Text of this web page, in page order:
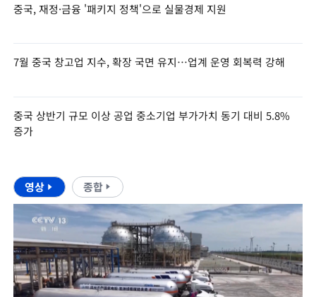
중국, 재정·금융 '패키지 정책'으로 실물경제 지원
7월 중국 창고업 지수, 확장 국면 유지…업계 운영 회복력 강해
중국 상반기 규모 이상 공업 중소기업 부가가치 동기 대비 5.8%
증가
영상 종합